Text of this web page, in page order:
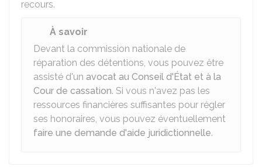
recours.
À savoir
Devant la commission nationale de
réparation des détentions, vous pouvez être
assisté d'un avocat au Conseil d'État et à la
Cour de cassation. Si vous n'avez pas les
ressources financières suffisantes pour régler
ses honoraires, vous pouvez éventuellement
faire une demande d'aide juridictionnelle.